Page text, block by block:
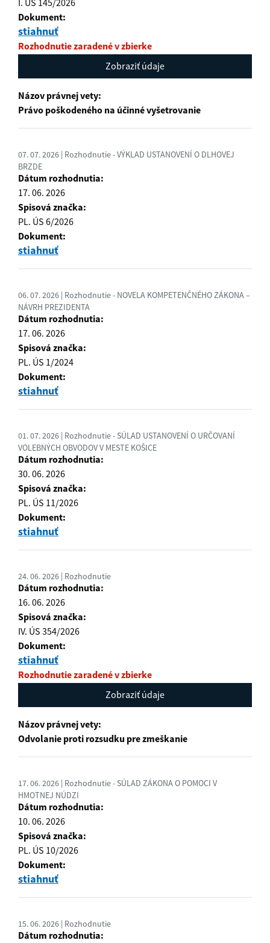
I. ÚS 145/2026
Dokument:
stiahnuť
Rozhodnutie zaradené v zbierke
Zobraziť údaje
Názov právnej vety:
Právo poškodeného na účinné vyšetrovanie
07. 07. 2026 | Rozhodnutie - VÝKLAD USTANOVENÍ O DLHOVEJ
BRZDE
Dátum rozhodnutia:
17. 06. 2026
Spisová značka:
PL. ÚS 6/2026
Dokument:
stiahnuť
06. 07. 2026 | Rozhodnutie - NOVELA KOMPETENČNÉHO ZÁKONA –
NÁVRH PREZIDENTA
Dátum rozhodnutia:
17. 06. 2026
Spisová značka:
PL. ÚS 1/2024
Dokument:
stiahnuť
01. 07. 2026 | Rozhodnutie - SÚLAD USTANOVENÍ O URČOVANÍ
VOLEBNÝCH OBVODOV V MESTE KOŠICE
Dátum rozhodnutia:
30. 06. 2026
Spisová značka:
PL. ÚS 11/2026
Dokument:
stiahnuť
24. 06. 2026 | Rozhodnutie
Dátum rozhodnutia:
16. 06. 2026
Spisová značka:
IV. ÚS 354/2026
Dokument:
stiahnuť
Rozhodnutie zaradené v zbierke
Zobraziť údaje
Názov právnej vety:
Odvolanie proti rozsudku pre zmeškanie
17. 06. 2026 | Rozhodnutie - SÚLAD ZÁKONA O POMOCI V
HMOTNEJ NÚDZI
Dátum rozhodnutia:
10. 06. 2026
Spisová značka:
PL. ÚS 10/2026
Dokument:
stiahnuť
15. 06. 2026 | Rozhodnutie
Dátum rozhodnutia: